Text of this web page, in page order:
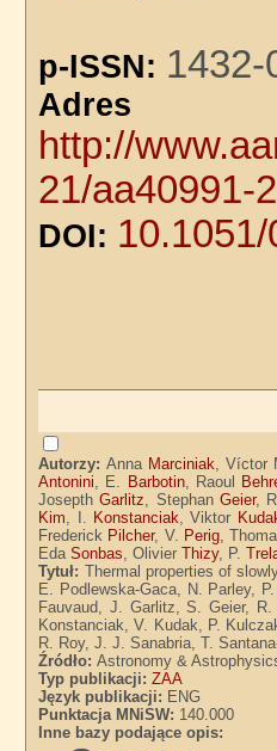
p-ISSN: 1432-
http://
21/aa40991-
DOI:
Autorzy:Anna Marciniak, Víctor
Antonini, E. Barbotin, Raoul
JosepthGarlitz, Stephan Geier,
Kim, I. Konstanciak, Viktor
Frederick Pilcher, V. Perig,
EdaSonbas, OlivierThizy, P.
Tytuł: Thermal properties of
E. Podlewska-Gaca, N. Parley,
Fauvaud, J. Garlitz, S. Geier,
Konstanciak, V. Kudak, P.
R. Roy, J. J. Sanabria, T.
Źródło:Astronomy &
Typ publikacji:ZAA
Język publikacji: ENG
Punktacja MNiSW: 140.000
Inne bazy podające opis: